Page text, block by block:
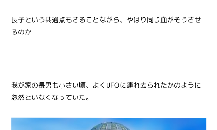
長子という共通点もさることながら、やはり同じ血がそうさせ
るのか
我が家の長男も小さい頃、よくUFOに連れ去られたかのように
忽然といなくなっていた。